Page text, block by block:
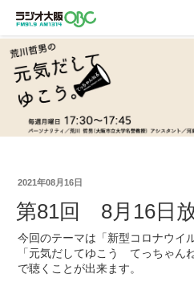
2021年08月16日
第81回 8月16日
今回のテーマは「新型コロナウイ
「元気だしてゆこう てっちゃん
で聴くことが出来ます。